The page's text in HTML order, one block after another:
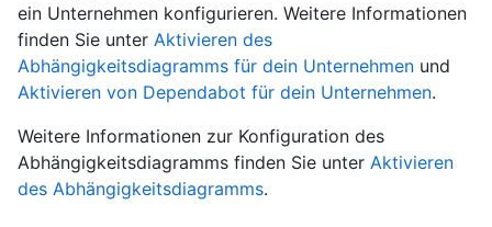
ein Unternehmen konfigurieren. Weitere Informationen
finden Sie unter Aktivieren des
Abhängigkeitsdiagramms für dein Unternehmen und
Aktivieren von Dependabot für dein Unternehmen.
Weitere Informationen zur Konfiguration des
Abhängigkeitsdiagramms finden Sie unter Aktivieren
des Abhängigkeitsdiagramms.